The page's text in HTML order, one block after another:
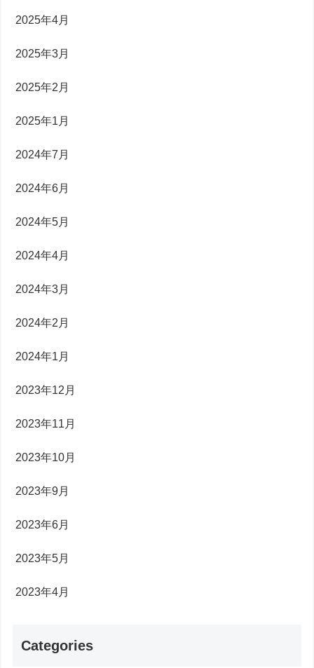
2025年4月
2025年3月
2025年2月
2025年1月
2024年7月
2024年6月
2024年5月
2024年4月
2024年3月
2024年2月
2024年1月
2023年12月
2023年11月
2023年10月
2023年9月
2023年6月
2023年5月
2023年4月
Categories